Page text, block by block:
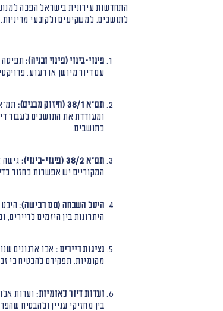
התחדשות עירונית בישראל הפכה
לתושבים, למשקיעים ולקובעי
פינוי-בינוי (פינוי ובניה):תפיסה
עם דיור מיושן או רעוע.
תמ"א 38/1 (חיזוק מבנים):
לתושבים.
תמ"א 38/2 (פינוי-בינוי):
גישה
המקוריים יש אפשרות לחזור
היטל השבחה (מס רכישה):היבט
היתרונות בין היזמים
נציגות דיירים : אלו ארגונים
מקומיות. תפקידם להבטיח כי
ועדות דיור לאומיות: ועדות
בין מחזיקי עניין ולהבטיח